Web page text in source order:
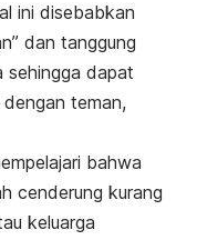
ini disebabkan
dan tanggung
sehingga dapat
teman,
bahwa
cenderung kurang
keluarga